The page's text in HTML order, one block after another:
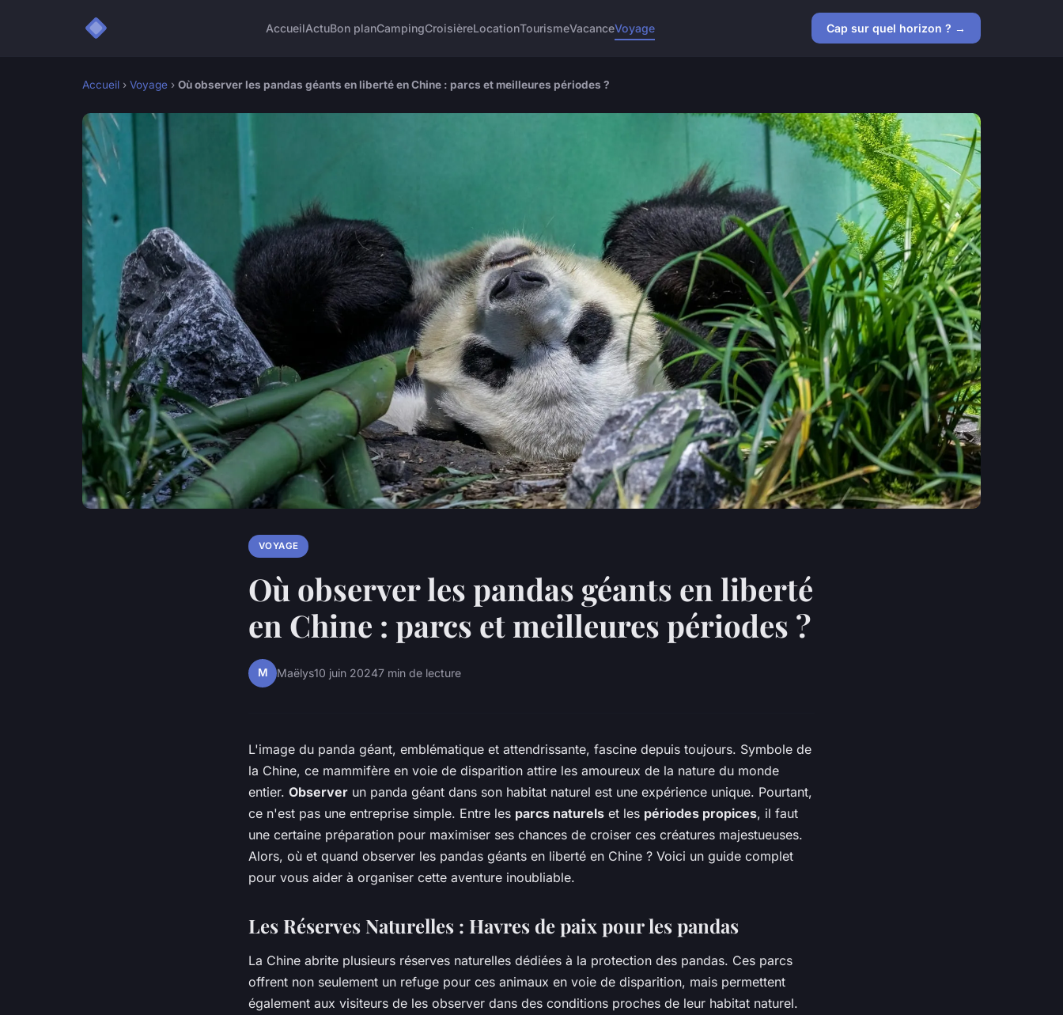
AccueilActuBon planCampingCroisièreLocationTourismeVacanceVoyage Cap sur quel horizon ? →
Accueil › Voyage › Où observer les pandas géants en liberté en Chine : parcs et meilleures périodes ?
VOYAGE
Où observer les pandas géants en liberté
en Chine : parcs et meilleures périodes ?
M Maëlys10 juin 20247 min de lecture
L'image du panda géant, emblématique et attendrissante, fascine depuis toujours. Symbole de
la Chine, ce mammifère en voie de disparition attire les amoureux de la nature du monde
entier. Observer un panda géant dans son habitat naturel est une expérience unique. Pourtant,
ce n'est pas une entreprise simple. Entre les parcs naturels et les périodes propices, il faut
une certaine préparation pour maximiser ses chances de croiser ces créatures majestueuses.
Alors, où et quand observer les pandas géants en liberté en Chine ? Voici un guide complet
pour vous aider à organiser cette aventure inoubliable.
Les Réserves Naturelles : Havres de paix pour les pandas
La Chine abrite plusieurs réserves naturelles dédiées à la protection des pandas. Ces parcs
offrent non seulement un refuge pour ces animaux en voie de disparition, mais permettent
également aux visiteurs de les observer dans des conditions proches de leur habitat naturel.